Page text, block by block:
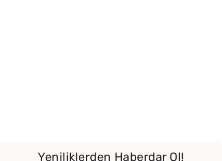
Yeniliklerden Haberdar Ol!